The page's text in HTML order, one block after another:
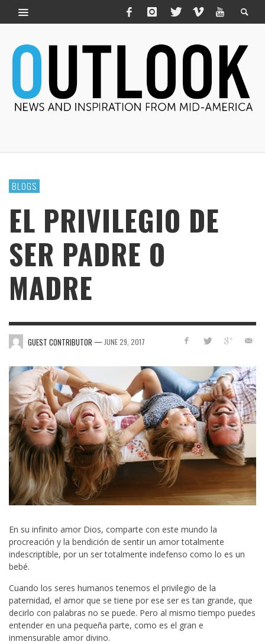
BLOGS
EL PRIVILEGIO DE
SER PADRE O
MADRE
GUEST CONTRIBUTOR — JUNE 29, 2017
En su infinito amor Dios, comparte con este mundo la
procreación y la bendición de sentir un amor totalmente
indescriptible, por un ser totalmente indefenso como lo es un
bebé.
Cuando los seres humanos tenemos el privilegio de la
paternidad, el amor que se tiene por ese ser es tan grande, que
decirlo con palabras no se puede. Pero al mismo tiempo puedes
entender en una pequeña parte, como es el gran e
inmensurable amor divino.